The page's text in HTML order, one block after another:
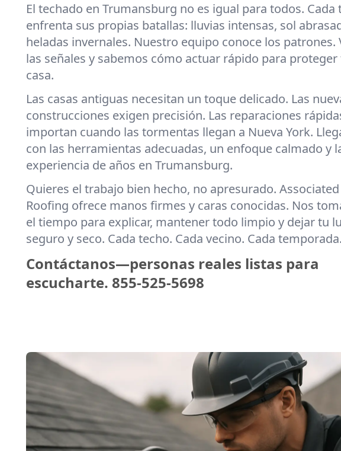
El techado en Trumansburg no es igual para todos. Cada
enfrenta sus propias batallas: lluvias intensas, sol
heladas invernales. Nuestro equipo conoce los patrones.
las señales y sabemos cómo actuar rápido para proteger
casa.
Las casas antiguas necesitan un toque delicado. Las
construcciones exigen precisión. Las reparaciones
importan cuando las tormentas llegan a Nueva York.
con las herramientas adecuadas, un enfoque calmado y
experiencia de años en Trumansburg.
Quieres el trabajo bien hecho, no apresurado. Associated
Roofing ofrece manos firmes y caras conocidas. Nos
el tiempo para explicar, mantener todo limpio y dejar tu
seguro y seco. Cada techo. Cada vecino. Cada temporada.
Contáctanos—personas reales listas para
escucharte. 855-525-5698